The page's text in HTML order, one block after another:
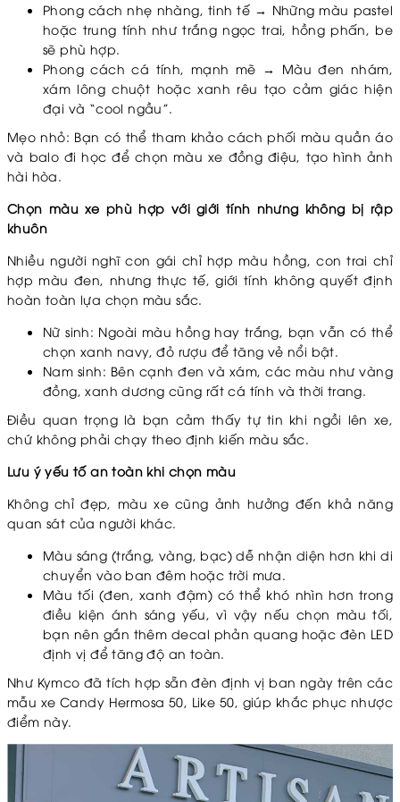
Phong cách nhẹ nhàng, tinh tế → Những màu pastel
hoặc trung tính như trắng ngọc trai, hồng phấn, be
sẽ phù hợp.
Phong cách cá tính, mạnh mẽ → Màu đen nhám,
xám lông chuột hoặc xanh rêu tạo cảm giác hiện
đại và “cool ngầu”.
Mẹo nhỏ: Bạn có thể tham khảo cách phối màu quần áo
và balo đi học để chọn màu xe đồng điệu, tạo hình ảnh
hài hòa.
Chọn màu xe phù hợp với giới tính nhưng không bị rập
khuôn
Nhiều người nghĩ con gái chỉ hợp màu hồng, con trai chỉ
hợp màu đen, nhưng thực tế, giới tính không quyết định
hoàn toàn lựa chọn màu sắc.
Nữ sinh: Ngoài màu hồng hay trắng, bạn vẫn có thể
chọn xanh navy, đỏ rượu để tăng vẻ nổi bật.
Nam sinh: Bên cạnh đen và xám, các màu như vàng
đồng, xanh dương cũng rất cá tính và thời trang.
Điều quan trọng là bạn cảm thấy tự tin khi ngồi lên xe,
chứ không phải chạy theo định kiến màu sắc.
Lưu ý yếu tố an toàn khi chọn màu
Không chỉ đẹp, màu xe cũng ảnh hưởng đến khả năng
quan sát của người khác.
Màu sáng (trắng, vàng, bạc) dễ nhận diện hơn khi di
chuyển vào ban đêm hoặc trời mưa.
Màu tối (đen, xanh đậm) có thể khó nhìn hơn trong
điều kiện ánh sáng yếu, vì vậy nếu chọn màu tối,
bạn nên gắn thêm decal phản quang hoặc đèn LED
định vị để tăng độ an toàn.
Như Kymco đã tích hợp sẵn đèn định vị ban ngày trên các
mẫu xe Candy Hermosa 50, Like 50, giúp khắc phục nhược
điểm này.